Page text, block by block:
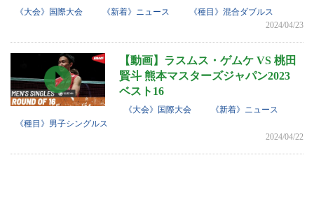
《大会》国際大会 《新着》ニュース
《種目》混合ダブルス
2024/04/23
【動画】ラスムス・ゲムケ VS 桃田
賢斗 熊本マスターズジャパン2023
ベスト16
《大会》国際大会
《新着》ニュース
《種目》男子シングルス
2024/04/22